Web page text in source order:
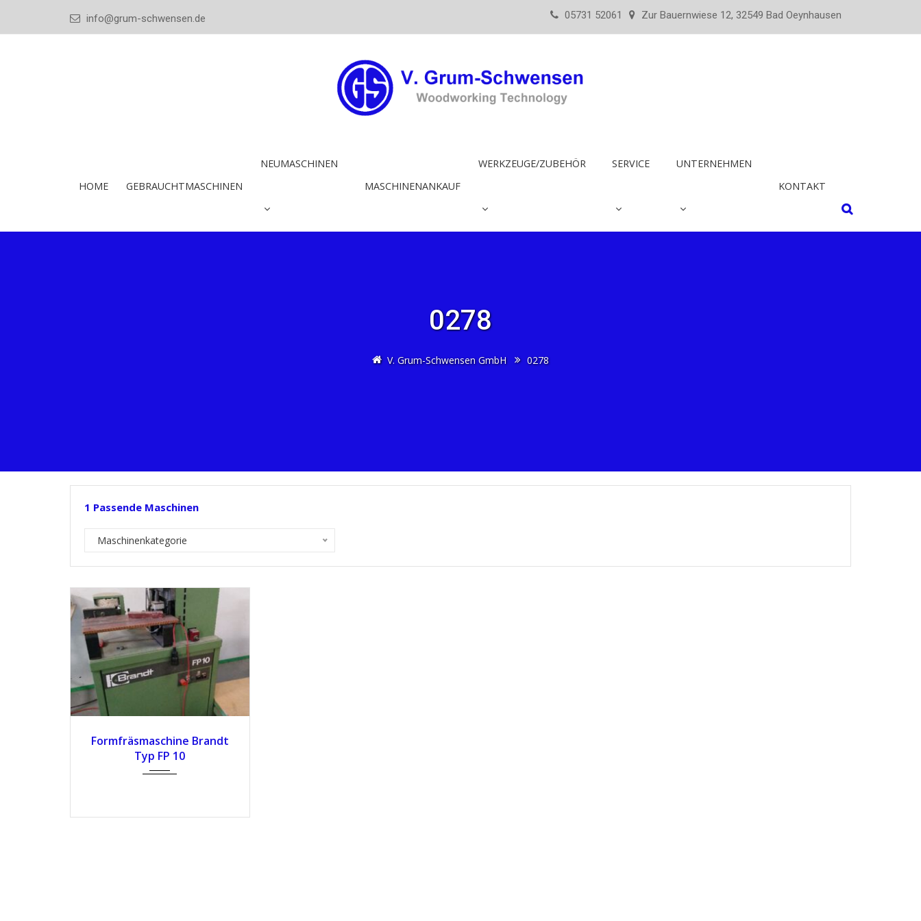
info@grum-schwensen.de 05731 52061 Zur Bauernwiese 12, 32549 Bad Oeynhausen
HOME GEBRAUCHTMASCHINEN
NEUMASCHINEN
MASCHINENANKAUF
WERKZEUGE/ZUBEHÖR SERVICE
UNTERNEHMEN
KONTAKT
0278
V. Grum-Schwensen GmbH 0278
1 Passende Maschinen
Maschinenkategorie
Formfräsmaschine Brandt
Typ FP 10